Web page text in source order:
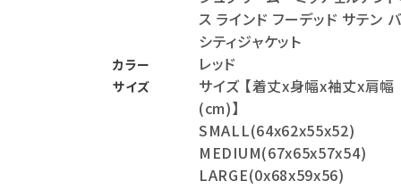
会員登録
Follow us
ス ラインド フーデッド サテン
シティジャケット
カラー レッド
サイズ
サイズ 【着丈x身幅x袖丈x肩幅
(cm)】
SMALL(64x62x55x52)
MEDIUM(67x65x57x54)
LARGE(0x68x59x56)